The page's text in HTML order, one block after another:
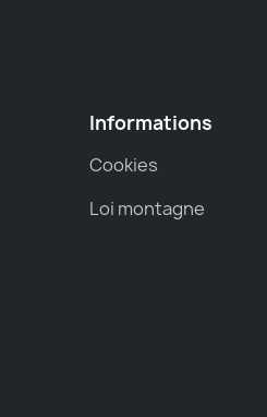
Informations
Cookies
Loi montagne